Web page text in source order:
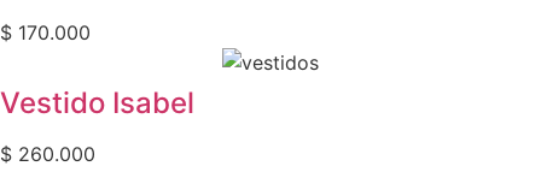
$ 170.000
Vestido Isabel
$ 260.000